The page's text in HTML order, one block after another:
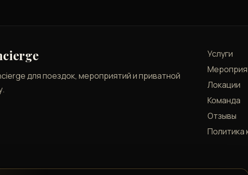
для поездок, мероприятий и приватной
Услуги
Локации
Команда
Отзывы
Политика